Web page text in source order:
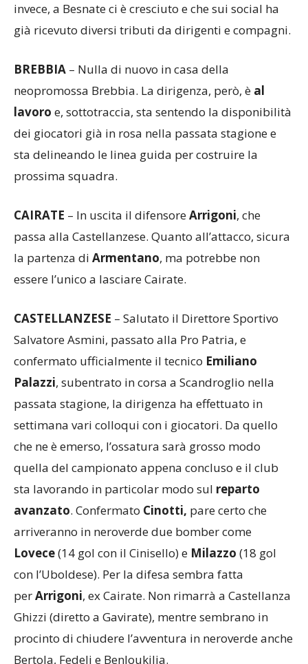
militato solo un anno qui, né StefanoBordoni che,
invece, a Besnate ci è cresciuto e che sui social ha
BREBBIA– Nulla di nuovo in casa della
neopromossa Brebbia. La dirigenza, però, èal
lavoroe, sottotraccia, sta sentendo la disponibilità
dei giocatori già in rosa nella passata stagione e
sta delineando le linea guida per costruire la
CAIRATE– In uscita il difensoreArrigoni, che
passa alla Castellanzese. Quanto all’attacco, sicura
la partenza diArmentano, ma potrebbe non
CASTELLANZESE – Salutato il Direttore Sportivo
Salvatore Asmini, passato alla Pro Patria, e
confermato ufficialmente il tecnicoEmiliano
Palazzi, subentrato in corsa a Scandroglio nella
passata stagione, la dirigenza ha effettuato in
settimana vari colloqui con i giocatori. Da quello
che ne è emerso, l’ossatura sarà grosso modo
quella del campionato appena concluso e il club
sta lavorando in particolar modo sulreparto
avanzato. ConfermatoCinotti,pare certo che
arriveranno in neroverde due bomber come
Lovece(14 gol con il Cinisello) eMilazzo(18 gol
con l’Uboldese). Per la difesa sembra fatta
perArrigoni, ex Cairate. Non rimarrà a Castellanza
Ghizzi (diretto a Gavirate), mentre sembrano in